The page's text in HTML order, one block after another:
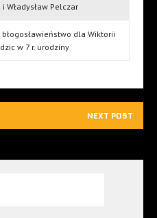
i Władysław Pelczar
dla Wiktorii
w 7 r. urodziny
NEXT POST